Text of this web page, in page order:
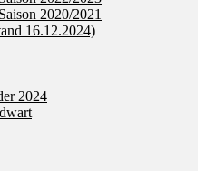
2020/2021
16.12.2024)
2024